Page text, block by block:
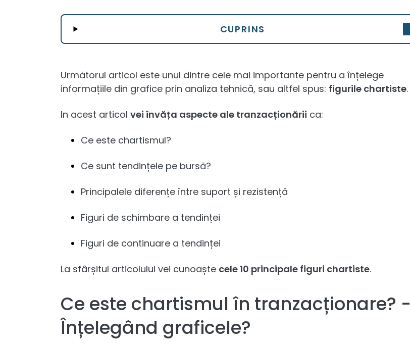
CUPRINS
Următorul articol este unul dintre cele mai importante pentru a înțelege
informațiile din grafice prin analiza tehnică, sau altfel spus: figurile chartiste.
In acest articol vei învăța aspecte ale tranzacționării ca:
Ce este chartismul?
Ce sunt tendințele pe bursă?
Principalele diferențe între suport și rezistență
Figuri de schimbare a tendinței
Figuri de continuare a tendinței
La sfârșitul articolului vei cunoaște cele 10 principale figuri chartiste.
Ce este chartismul în tranzacționare? -
Înțelegând graficele?